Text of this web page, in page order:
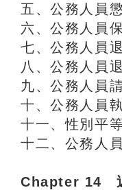
五、公務人員
六、公務人員
七、公務人員
八、公務人員
九、公務人員
十、公務人員
十一、性別平
十二、公務人
Chapter 14